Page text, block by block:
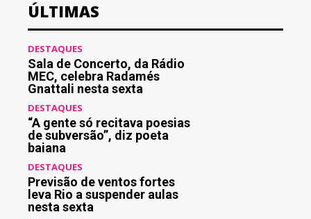
ÚLTIMAS
DESTAQUES
Sala de Concerto, da Rádio
MEC, celebra Radamés
Gnattali nesta sexta
DESTAQUES
“A gente só recitava poesias
de subversão”, diz poeta
baiana
DESTAQUES
Previsão de ventos fortes
leva Rio a suspender aulas
nesta sexta